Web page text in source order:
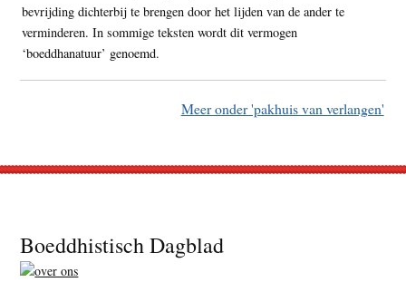
bevrijding dichterbij te brengen door het lijden van de ander te
verminderen. In sommige teksten wordt dit vermogen
‘boeddhanatuur’ genoemd.
Meer onder 'pakhuis van verlangen'
Footer
Boeddhistisch Dagblad